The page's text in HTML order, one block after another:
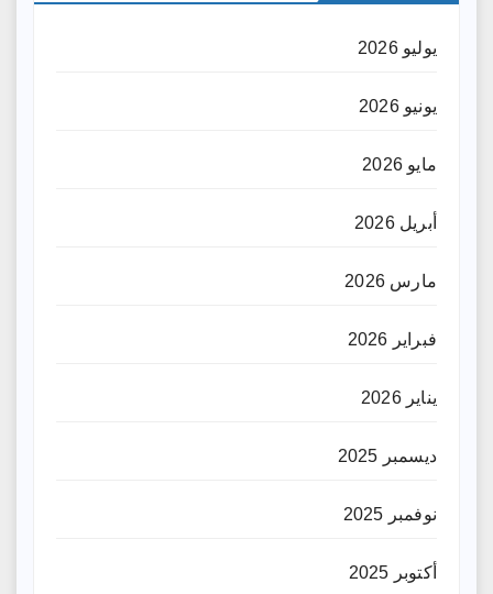
يوليو 2026
يونيو 2026
مايو 2026
أبريل 2026
مارس 2026
فبراير 2026
يناير 2026
ديسمبر 2025
نوفمبر 2025
أكتوبر 2025